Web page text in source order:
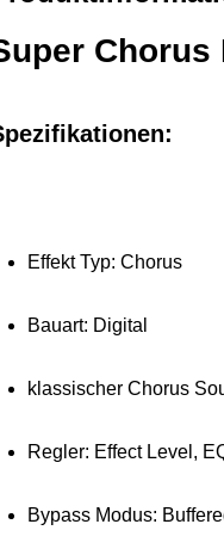
Chorus
Effekt Typ: Chorus
Bauart: Digital
klassischer Chorus
Regler: Effect Level,
Bypass Modus: